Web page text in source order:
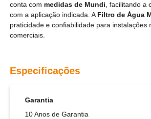
conta com medidas de Mundi , facilitando a
com a aplicação indicada. A Filtro de Água
praticidade e confiabilidade para instalações
comerciais.
Especificações
Garantia
10 Anos de Garantia